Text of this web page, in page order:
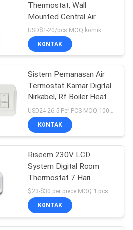
Thermostat, Wall
Mounted Central Air
Conditioner Thermostat
USD$1-20/pcs MOQ:komik
KONTAK
Sistem Pemanasan Air
Termostat Kamar Digital
Nirkabel, Rf Boiler Heat
Thermostat
USD24-26.5 Per PCS MOQ:100PCS
KONTAK
Riseem 230V LCD
System Digital Room
Thermostat 7 Hari
Kontroler Suhu yang
Dapat Diprogram untuk
Boiler
KONTAK